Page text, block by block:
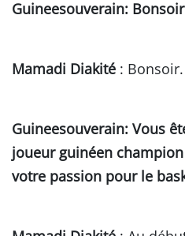
Guineesouverain:
Mamadi Diakité : Bonsoir.
Guineesouverain: Vous
joueur guinéen champion
votre passion pour le